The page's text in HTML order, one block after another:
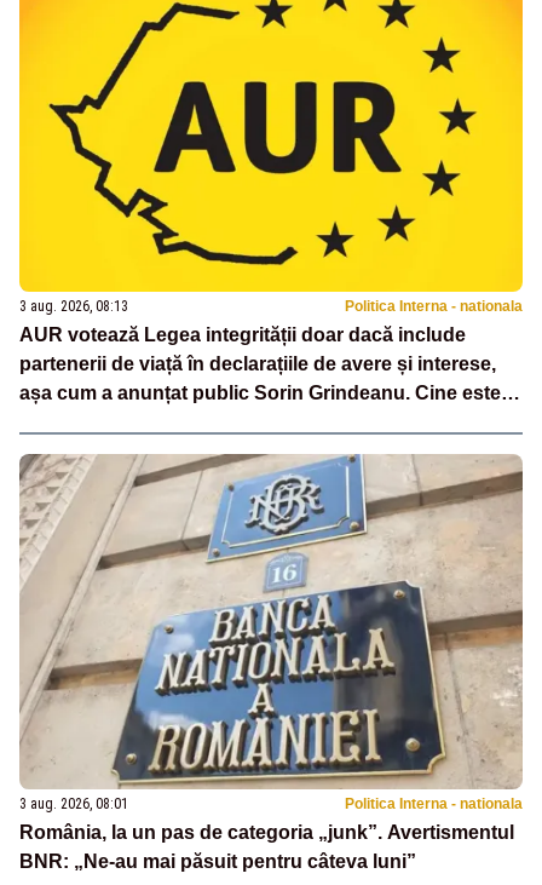
3 aug. 2026, 08:13 Politica Interna - nationala
AUR votează Legea integrității doar dacă include
partenerii de viață în declarațiile de avere și interese,
așa cum a anunțat public Sorin Grindeanu. Cine este
din funcție: fără excepții!
3 aug. 2026, 08:01 Politica Interna - nationala
România, la un pas de categoria „junk”. Avertismentul
BNR: „Ne-au mai păsuit pentru câteva luni”